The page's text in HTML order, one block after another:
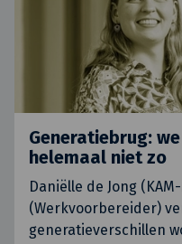
Generatiebrug:
helemaal niet zo
Daniëlle de Jong
(Werkvoorbereider)
generatieverschillen